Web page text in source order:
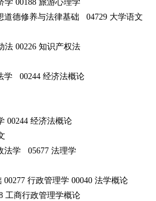
学 00188 旅游心理学
道德修养与法律基础 04729 大学语文
法 00226 知识产权法
学 00244 经济法概论
00244 经济法概论
法学 05677 法理学
行政管理学 00040 法学概论
工商行政管理学概论